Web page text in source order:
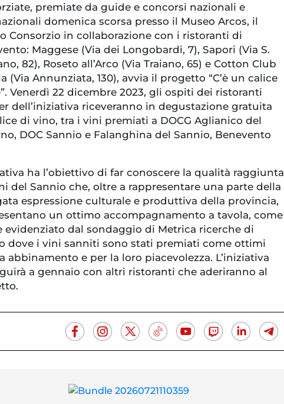
premiate da guide e concorsi nazionali e
domenica scorsa presso il Museo Arcos, il
Consorzio in collaborazione con i ristoranti di
Maggese (Via dei Longobardi, 7), Sapori (Via S.
82), Roseto all’Arco (Via Traiano, 65) e Cotton Club
(Via Annunziata, 130), avvia il progetto “C’è un calice
Venerdì 22 dicembre 2023, gli ospiti dei ristoranti
dell’iniziativa riceveranno in degustazione gratuita
di vino, tra i vini premiati a DOCG Aglianico del
DOC Sannio e Falanghina del Sannio, Benevento
ha l’obiettivo di far conoscere la qualità raggiunta
del Sannio che, oltre a rappresentare una parte della
espressione culturale e produttiva della provincia,
un ottimo accompagnamento a tavola, come
evidenziato dal sondaggio di Metrica ricerche di
dove i vini sanniti sono stati premiati come ottimi
abbinamento e per la loro piacevolezza. L’iniziativa
a gennaio con altri ristoranti che aderiranno al